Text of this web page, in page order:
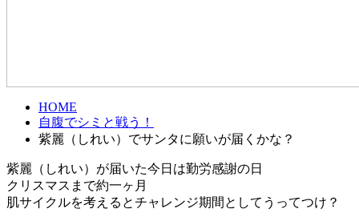
HOME
自腹でシミと戦う！
紫麗（しれい）でサンタに願いが届くかな？
紫麗（しれい）が届いた今日は勤労感謝の日
クリスマスまで約一ヶ月
肌サイクルを考えるとチャレンジ期間としてうってつけ？